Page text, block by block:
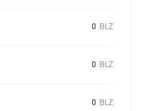
0 BLZ
0 BLZ
0 BLZ